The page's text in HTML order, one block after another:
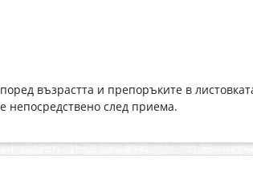
възрастта и препоръките в
непосредствено след приема.